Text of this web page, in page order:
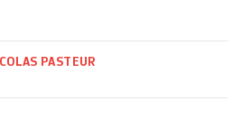
PASTEUR